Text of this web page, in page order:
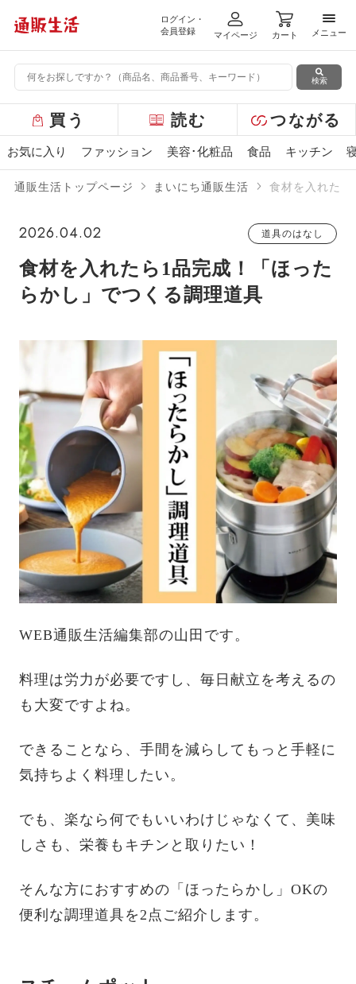
ログイン・
会員登録
マイページ カート
メ
メニュー
検索
ー
バ
買う 読む つながる
お気に入り ファッション 美容･化粧品 食品 キッチン
通販生活トップページ まいにち通販生活 食材を入れた
2026.04.02 道具のはなし
食材を入れたら1品完成！「ほった
らかし」でつくる調理道具
WEB通販生活編集部の山田です。
料理は労力が必要ですし、毎日献立を考えるの
も大変ですよね。
できることなら、手間を減らしてもっと手軽に
気持ちよく料理したい。
でも、楽なら何でもいいわけじゃなくて、美味
しさも、栄養もキチンと取りたい！
そんな方におすすめの「ほったらかし」OKの
便利な調理道具を2点ご紹介します。